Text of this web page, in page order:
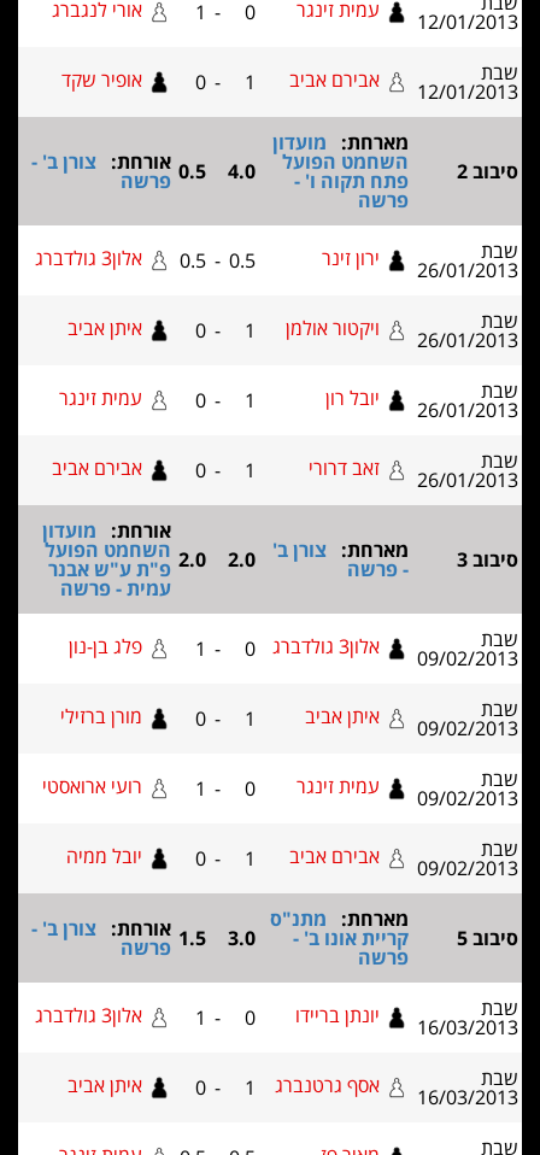
12/ עמית זינגר 0 אורי לנגברג
12/ אבירם אביב 1 אופיר שקד
מארחת:מועדון
השחמט הפועל
פתח תקוה ו' - 4.0
0.5 אורחת:צורן ב' -
פרשה
26/ ירון זינר 0.5 אלון3 גולדברג
26/ ויקטור אולמן 1
- איתן אביב
26/ יובל רון עמית זינגר
26/ זאב דרורי 1 אבירם אביב
מארחת:צורן ב'
- פרשה 2.0
2.0
אורחת:מועדון
השחמט הפועל
פ"ת ע"ש אבנר
עמית - פרשה
09/ אלון3 גולדברג 0
- פלג בן-נון
09/ איתן אביב 1 מורן ברזילי
09/ עמית זינגר 0 רועי ארואסטי
09/ אבירם אביב 1 יובל ממיה
מארחת:מתנ"ס
קריית אונו ב' - 3.0
1.5 אורחת:צורן ב' -
פרשה
16/ יונתן בריידו 0 אלון3 גולדברג
16/ אסף גרטנברג 1
- איתן אביב